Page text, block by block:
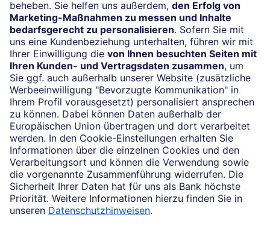
Newsletter
Jetzt anmelden